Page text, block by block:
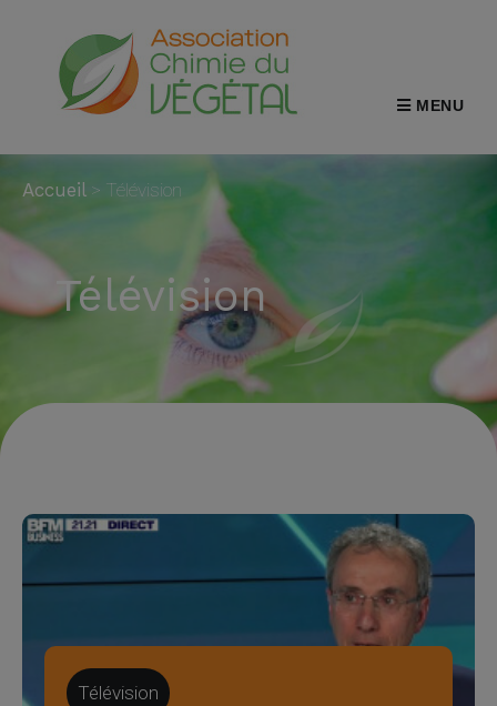
MENU
Accueil > Télévision
Télévision
Télévision